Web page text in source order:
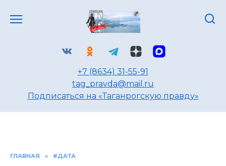
+7 (8634) 31-55-91
tag_pravda@mail.ru
Подписаться на «Таганрогскую правду»
ГЛАВНАЯ » #ДАТА